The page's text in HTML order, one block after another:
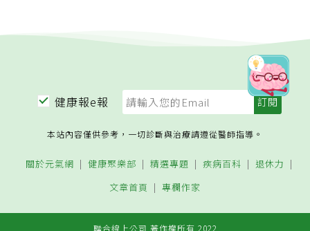
健康報e報
本站內容僅供參考，一切診斷與治療請遵從醫師指導。
關於元氣網 健康聚樂部 精選專題 疾病百科
退休力
文章首頁
專欄作家
聯合線上公司 著作權所有 2022